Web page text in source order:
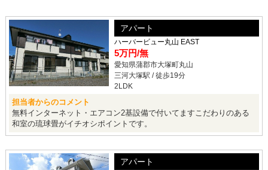
アパート
ハーバービュー丸山 EAST
5万円/無
愛知県蒲郡市大塚町丸山
三河大塚駅 / 徒歩19分
2LDK
担当者からのコメント
無料インターネット・エアコン2基設備で付いてますこだわりのある
和室の琉球畳がイチオシポイントです。
アパート